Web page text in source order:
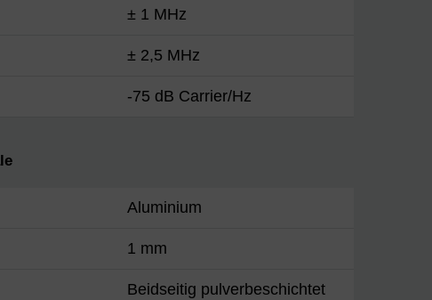
± 1 MHz
± 2,5 MHz
-75 dB Carrier/Hz
Aluminium
1 mm
Beidseitig pulverbeschichtet